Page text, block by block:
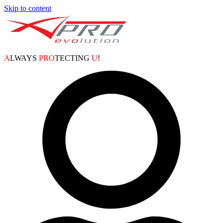
Skip to content
ALWAYS PROTECTING U!